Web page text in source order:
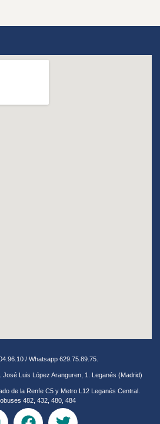
/ Whatsapp 629.75.89.75.
José Luis López Aranguren, 1. Leganés (Madrid)
de la Renfe C5 y Metro L12 Leganés Central.
482, 432, 480, 484